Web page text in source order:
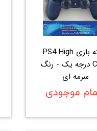
دسته بازی PS4 High
Copy درجه یک - رنگ
سرمه ای
موجودی